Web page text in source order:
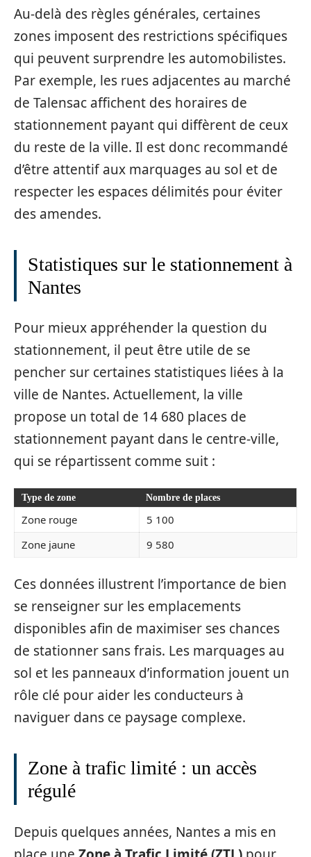
Au-delà des règles générales, certaines
zones imposent des restrictions spécifiques
qui peuvent surprendre les automobilistes.
Par exemple, les rues adjacentes au marché
de Talensac affichent des horaires de
stationnement payant qui diffèrent de ceux
du reste de la ville. Il est donc recommandé
d’être attentif aux marquages au sol et de
respecter les espaces délimités pour éviter
des amendes.
Statistiques sur le stationnement à
Nantes
Pour mieux appréhender la question du
stationnement, il peut être utile de se
pencher sur certaines statistiques liées à la
ville de Nantes. Actuellement, la ville
propose un total de 14 680 places de
stationnement payant dans le centre-ville,
qui se répartissent comme suit :
Type de zone Nombre de places
Zone rouge
5 100
Zone jaune
9 580
Ces données illustrent l’importance de bien
se renseigner sur les emplacements
disponibles afin de maximiser ses chances
de stationner sans frais. Les marquages au
sol et les panneaux d’information jouent un
rôle clé pour aider les conducteurs à
naviguer dans ce paysage complexe.
Zone à trafic limité : un accès
régulé
Depuis quelques années, Nantes a mis en